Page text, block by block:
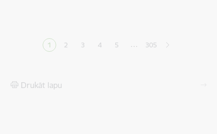
Pašreizējā lapa
1 Lapa
2 Lapa
3 Lapa
4 Lapa
5 … 305
Drukāt lapu